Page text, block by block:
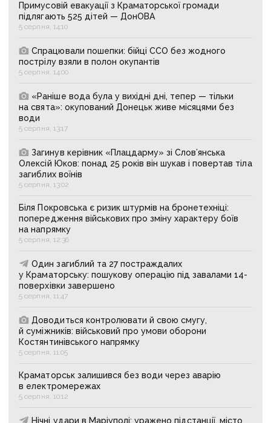
Примусовій евакуації з Краматорської громади
підлягають 525 дітей — ДонОВА
5 серпня, 14:10
Спрацювали пошепки: бійці ССО без жодного
пострілу взяли в полон окупантів
5 серпня, 14:00
«Раніше вода була у вихідні дні, тепер — тільки
на свята»: окупований Донецьк живе місяцями без
води
5 серпня, 13:17
Загинув керівник «Плацдарму» зі Слов’янська
Олексій Юков: понад 25 років він шукав і повертав тіла
загиблих воїнів
5 серпня, 13:02
Біля Покровська є ризик штурмів на бронетехніці:
попередження військових про зміну характеру боїв
на напрямку
5 серпня, 12:36
Один загиблий та 27 постраждалих
у Краматорську: пошукову операцію під завалами 14-
поверхівки завершено
5 серпня, 11:47
Доводиться контролювати й свою смугу,
й суміжників: військовий про умови оборони
Костянтинівського напрямку
5 серпня, 11:05
Краматорськ залишився без води через аварію
в електромережах
5 серпня, 10:12
Нічні удари в Маріуполі: уражено підстанції, місто